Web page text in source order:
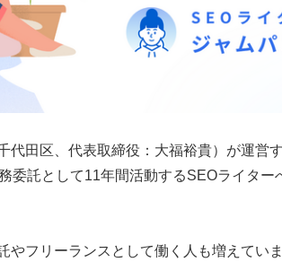
代田区、代表取締役：大福裕貴）が運営
委託として11年間活動するSEOライタ
フリーランスとして働く人も増えていま